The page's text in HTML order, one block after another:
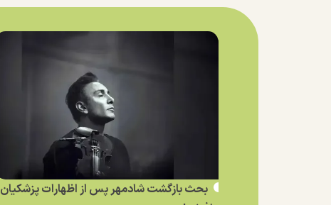
بحث بازگشت شادمهر پس از اظهارات پزشکیان